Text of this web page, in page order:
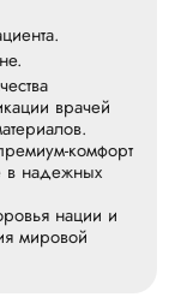
врачей
комфорт
в надежных
нации и
мировой